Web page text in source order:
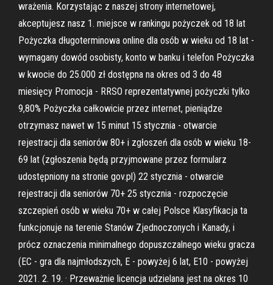
wrażenia. Korzystając z naszej strony internetowej,
akceptujesz nasz 1. miejsce w rankingu pożyczek od 18 lat
Pożyczka długoterminowa online dla osób w wieku od 18 lat -
wymagany dowód osobisty, konto w banku i telefon Pożyczka
w kwocie do 25.000 zł dostępna na okres od 3 do 48
miesięcy Promocja - RRSO reprezentatywnej pożyczki tylko
9,80% Pożyczka całkowicie przez internet, pieniądze
otrzymasz nawet w 15 minut 15 stycznia - otwarcie
rejestracji dla seniorów 80+ i zgłoszeń dla osób w wieku 18-
69 lat (zgłoszenia będą przyjmowane przez formularz
udostępniony na stronie gov.pl) 22 stycznia - otwarcie
rejestracji dla seniorów 70+ 25 stycznia - rozpoczęcie
szczepień osób w wieku 70+ w całej Polsce Klasyfikacja ta
funkcjonuje na terenie Stanów Zjednoczonych i Kanady, i
prócz oznaczenia minimalnego dopuszczalnego wieku gracza
(EC - gra dla najmłodszych, E - powyżej 6 lat, E10 - powyżej
2021. 2. 19. · Przeważnie licencja udzielana jest na okres 10